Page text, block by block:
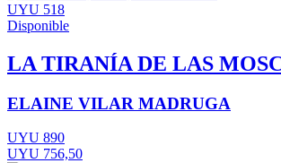
UYU 518
Disponible
LA TIRANÍA DE LAS
ELAINE VILAR MADRUGA
UYU 890
UYU 756,50